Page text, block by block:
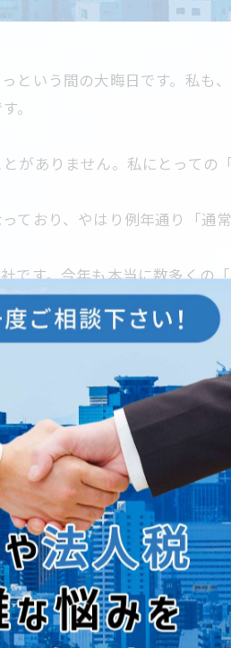
という間の大晦日です。私も
。
がありません。私にとっての
おり、やはり例年通り「通
す。今年も本当に数多くの
！